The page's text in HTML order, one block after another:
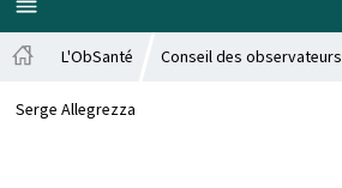
MENU
PRINCIPAL
L'ObSanté Conseil des observateurs
Serge Allegrezza